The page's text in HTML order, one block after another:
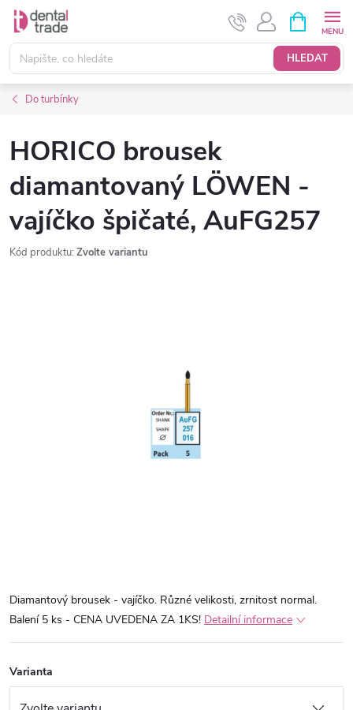
Přejít
obsah
HLEDAT
NÁKUPNÍ
KOŠÍK
Do turbínky
HORICO brousek
diamantovaný LÖWEN -
vajíčko špičaté, AuFG257
Kód produktu: Zvolte variantu
Diamantový brousek - vajíčko. Různé velikosti, zrnitost normal.
Balení 5 ks - CENA UVEDENA ZA 1KS! Detailní informace
Varianta